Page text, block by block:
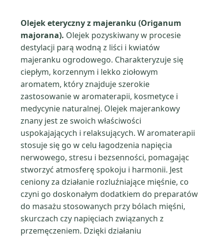
Olejek eteryczny z majeranku (Origanum
majorana). Olejek pozyskiwany w procesie
destylacji parą wodną z liści i kwiatów
majeranku ogrodowego. Charakteryzuje się
ciepłym, korzennym i lekko ziołowym
aromatem, który znajduje szerokie
zastosowanie w aromaterapii, kosmetyce i
medycynie naturalnej. Olejek majerankowy
znany jest ze swoich właściwości
uspokajających i relaksujących. W aromaterapii
stosuje się go w celu łagodzenia napięcia
nerwowego, stresu i bezsenności, pomagając
stworzyć atmosferę spokoju i harmonii. Jest
ceniony za działanie rozluźniające mięśnie, co
czyni go doskonałym dodatkiem do preparatów
do masażu stosowanych przy bólach mięśni,
skurczach czy napięciach związanych z
przemęczeniem. Dzięki działaniu